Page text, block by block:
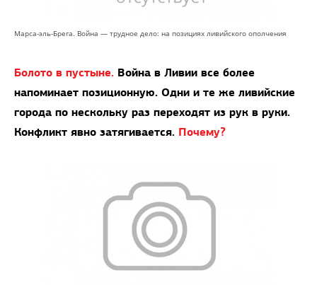
Марса-эль-Брега. Война — трудное дело: на позициях ливийского ополчения
Болото в пустыне. Война в Ливии все более
напоминает позиционную. Одни и те же ливийские
города по нескольку раз переходят из рук в руки.
Конфликт явно затягивается. Почему?